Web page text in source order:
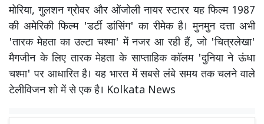
मोरिया, गुलशन ग्रोवर और ओंजोली नायर स्टारर यह फिल्म 1987
की अमेरिकी फिल्म 'डर्टी डांसिंग' का रीमेक है। मुनमुन दत्ता अभी
'तारक मेहता का उल्टा चश्मा' में नजर आ रही हैं, जो 'चित्रलेखा'
मैगजीन के लिए तारक मेहता के साप्ताहिक कॉलम 'दुनिया ने ऊंधा
चश्मा' पर आधारित है। यह भारत में सबसे लंबे समय तक चलने वाले
टेलीविजन शो में से एक है। Kolkata News